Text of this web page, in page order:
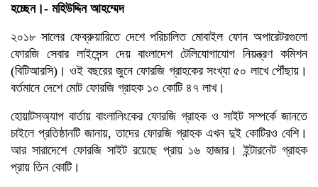
হচ্ছেন।- মহিউদ্দিন আহম্মেদ
২০১৮ সালের ফেব্রুয়ারিতে দেশে পরিচালিত মোবাইল ফোন অপারেটরগুলো
ফোরজি সেবার লাইসেন্স দেয় বাংলাদেশ টেলিযোগাযোগ নিয়ন্ত্রণ কমিশন
(বিটিআরসি)। ওই বছরের জুনে ফোরজি গ্রাহকের সংখ্যা ৫০ লাখে পৌঁছায়।
বর্তমানে দেশে মোট ফোরজি গ্রাহক ১০ কোটি ৪৭ লাখ।
হোয়াটসঅ্যাপ বার্তায় বাংলালিংকের ফোরজি গ্রাহক ও সাইট সম্পর্কে জানতে
চাইলে প্রতিষ্ঠানটি জানায়, তাদের ফোরজি গ্রাহক এখন দুই কোটিরও বেশি।
আর সারাদেশে ফোরজি সাইট রয়েছে প্রায় ১৬ হাজার। ইন্টারনেট গ্রাহক
প্রায় তিন কোটি।